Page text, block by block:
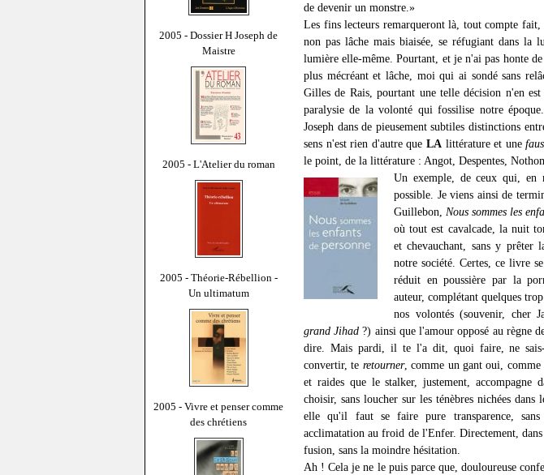
2005 - Dossier H Joseph de
Maistre
2005 - L'Atelier du roman
2005 - Théorie-Rébellion -
Un ultimatum
2005 - Vivre et penser comme
des chrétiens
de devenir un monstre.»
Les fins lecteurs remarqueront là, tout compte fait,
non pas lâche mais biaisée, se réfugiant dans la
lumière elle-même. Pourtant, et je n'ai pas honte
plus mécréant et lâche, moi qui ai sondé sans
Gilles de Rais, pourtant une telle décision n'en
paralysie de la volonté qui fossilise notre
Joseph dans de pieusement subtiles distinctions
sens n'est rien d'autre queLA littérature et une
le point, de la littérature : Angot, Despentes,
Un exemple, de ceux qui, en
possible. Je viens ainsi de
Guillebon, Nous sommes les
où tout est cavalcade, la nuit
et chevauchant, sans y prêter
notre société. Certes, ce livre
réduit en poussière par la
auteur, complétant quelques
nos volontés (souvenir, cher
grand Jihad ?) ainsi que l'amour opposé au règne
dire. Mais pardi, il te l'a dit, quoi faire, ne
convertir, te retourner, comme un gant oui,
et raides que le stalker, justement,
choisir, sans loucher sur les ténèbres nichées
elle qu'il faut se faire pure transparence,
acclimatation au froid de l'Enfer. Directement,
fusion, sans la moindre hésitation.
Ah ! Cela je ne le puis parce que, douloureuse